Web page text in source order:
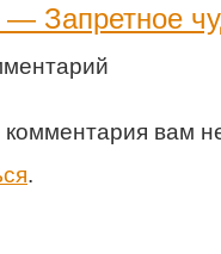
Запретное
комментария вам
.